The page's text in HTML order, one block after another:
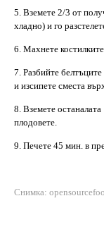
5. Вземете 2/3 от
хладно) и го
6. Махнете
7. Разбийте белтъците
и изсипете сместа
8. Вземете
плодовете.
9. Печете 45 мин. в
Снимка: